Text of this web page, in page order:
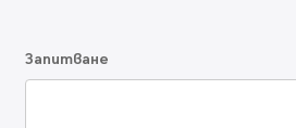
Запитване
ви! Очаквайте скоро да се